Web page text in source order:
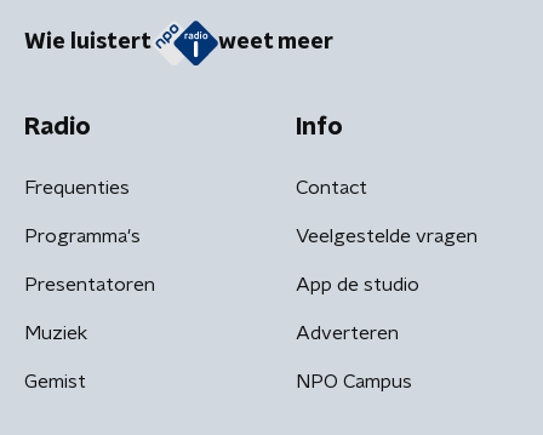
Wie luistert weet meer
Radio
Frequenties
Programma's
Presentatoren
Muziek
Gemist
Info
Contact
Veelgestelde vragen
App de studio
Adverteren
NPO Campus